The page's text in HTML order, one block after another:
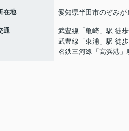
在地 愛知県半田市のぞみが
通 武豊線 「亀崎 」駅 徒
武豊線 「東浦 」駅 徒
名鉄三河線 「高浜港